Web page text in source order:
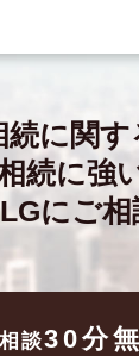
続に関
続に強
にご
談30分